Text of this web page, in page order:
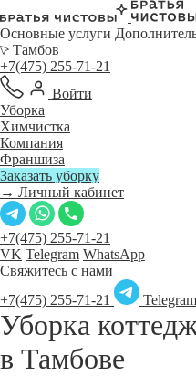
Основные услуги
Тамбов
+7(475) 255-71-21
Войти
Уборка
Химчистка
Компания
Франшиза
Заказать уборку
→ Личный кабинет
+7(475) 255-71-21
VK Telegram WhatsApp
Свяжитесь с нами
+7(475) 255-71-21
Telegram
Уборка
в Тамбове